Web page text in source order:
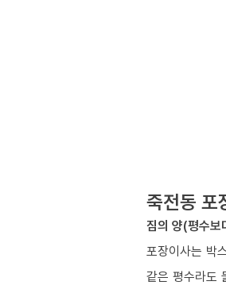
죽전동 포
짐의 양(평수보
포장이사는 박
같은 평수라도